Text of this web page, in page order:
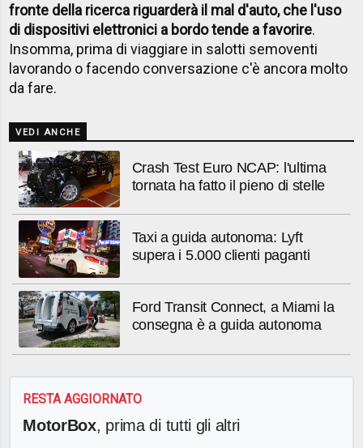
fronte della ricerca riguarderà il mal d'auto, che l'uso
di dispositivi elettronici a bordo tende a favorire.
Insomma, prima di viaggiare in salotti semoventi
lavorando o facendo conversazione c'è ancora molto
da fare.
VEDI ANCHE
Crash Test Euro NCAP: l'ultima
tornata ha fatto il pieno di stelle
Taxi a guida autonoma: Lyft
supera i 5.000 clienti paganti
Ford Transit Connect, a Miami la
consegna è a guida autonoma
RESTA AGGIORNATO
MotorBox, prima di tutti gli altri